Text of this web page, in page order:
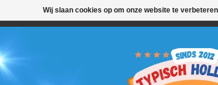
AVONDLEVERING MOGELIJK
Wij slaan cookies op om onze website te